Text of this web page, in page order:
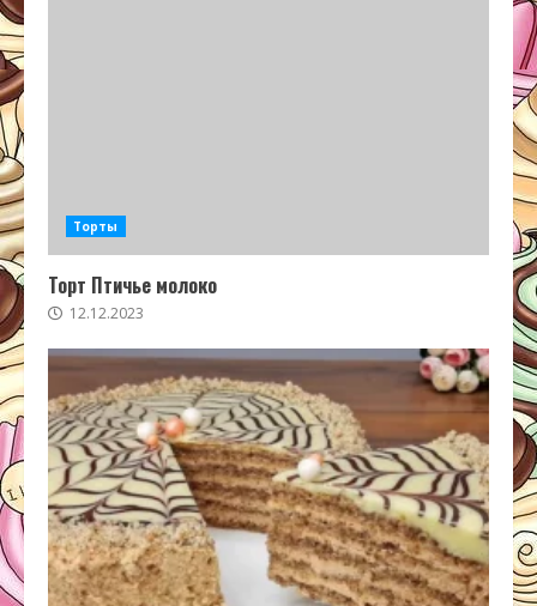
Торты
Торт Птичье молоко
12.12.2023